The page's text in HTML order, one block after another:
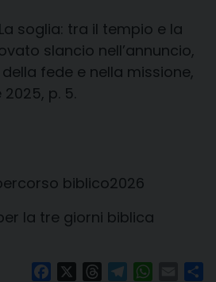
La soglia: tra il tempio e la
slancio nell’annuncio,
fede e nella missione,
p. 5.
biblico2026
la tre giorni biblica
FacebookThreadsTelegram Email